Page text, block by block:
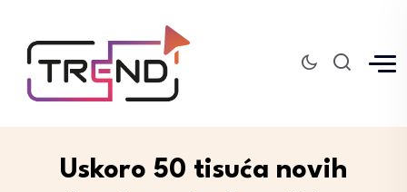
Uskoro 50 tisuća novih